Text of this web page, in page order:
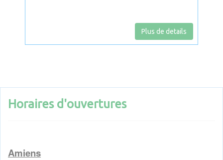
Plus de details
Horaires d'ouvertures
Amiens